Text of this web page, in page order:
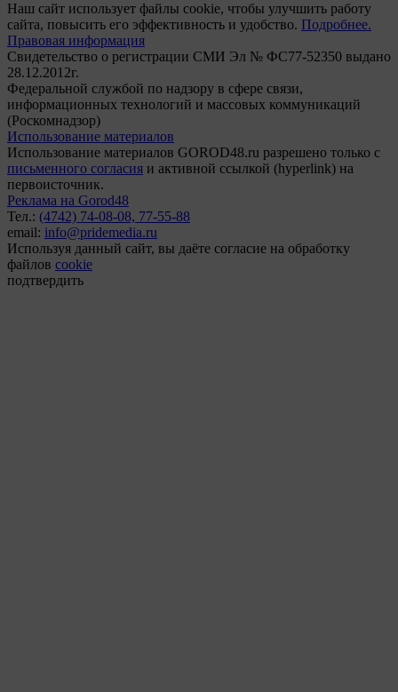
Наш сайт использует файлы cookie, чтобы улучшить работу
сайта, повысить его эффективность и удобство. Подробнее.
Правовая информация
Свидетельство о регистрации СМИ Эл № ФС77-52350 выдано
28.12.2012г.
Федеральной службой по надзору в сфере связи,
информационных технологий и массовых коммуникаций
(Роскомнадзор)
Использование материалов
Использование материалов GOROD48.ru разрешено только с
письменного согласия и активной ссылкой (hyperlink) на
первоисточник.
Реклама на Gorod48
Тел.: (4742) 74-08-08, 77-55-88
email: info@pridemedia.ru
Используя данный сайт, вы даёте согласие на обработку
файлов cookie
подтвердить